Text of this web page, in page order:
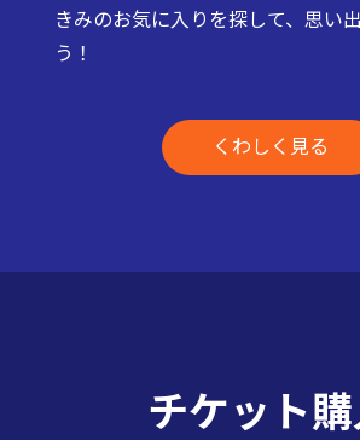
きみのお気に入りを探して、思い
う！
くわしく見る
チケット